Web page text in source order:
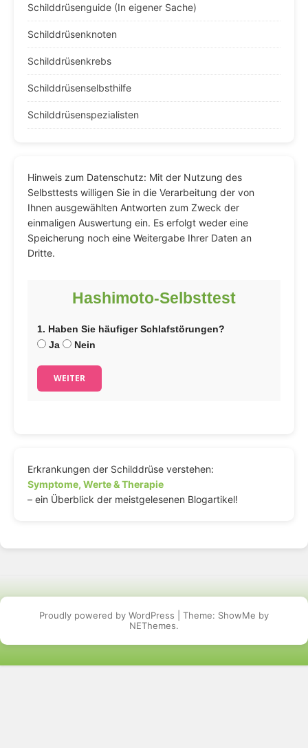
Schilddrüsenguide (In eigener Sache)
Schilddrüsenknoten
Schilddrüsenkrebs
Schilddrüsenselbsthilfe
Schilddrüsenspezialisten
Hinweis zum Datenschutz: Mit der Nutzung des
Selbsttests willigen Sie in die Verarbeitung der von
Ihnen ausgewählten Antworten zum Zweck der
einmaligen Auswertung ein. Es erfolgt weder eine
Speicherung noch eine Weitergabe Ihrer Daten an
Dritte.
Hashimoto-Selbsttest
1. Haben Sie häufiger Schlafstörungen?
Ja
Nein
WEITER
Erkrankungen der Schilddrüse verstehen:
Symptome, Werte & Therapie
– ein Überblick der meistgelesenen Blogartikel!
Proudly powered by WordPress
Theme: ShowMe by
NEThemes.